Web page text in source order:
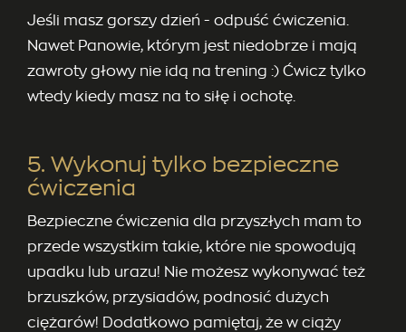
Jeśli masz gorszy dzień - odpuść ćwiczenia.
Nawet Panowie, którym jest niedobrze i mają
zawroty głowy nie idą na trening :) Ćwicz tylko
wtedy kiedy masz na to siłę i ochotę.
5. Wykonuj tylko bezpieczne
ćwiczenia
Bezpieczne ćwiczenia dla przyszłych mam to
przede wszystkim takie, które nie spowodują
upadku lub urazu! Nie możesz wykonywać też
brzuszków, przysiadów, podnosić dużych
ciężarów! Dodatkowo pamiętaj, że w ciąży